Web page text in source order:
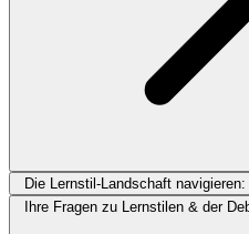
Die Lernstil-Landschaft
Ihre Fragen zu Lernstilen & der